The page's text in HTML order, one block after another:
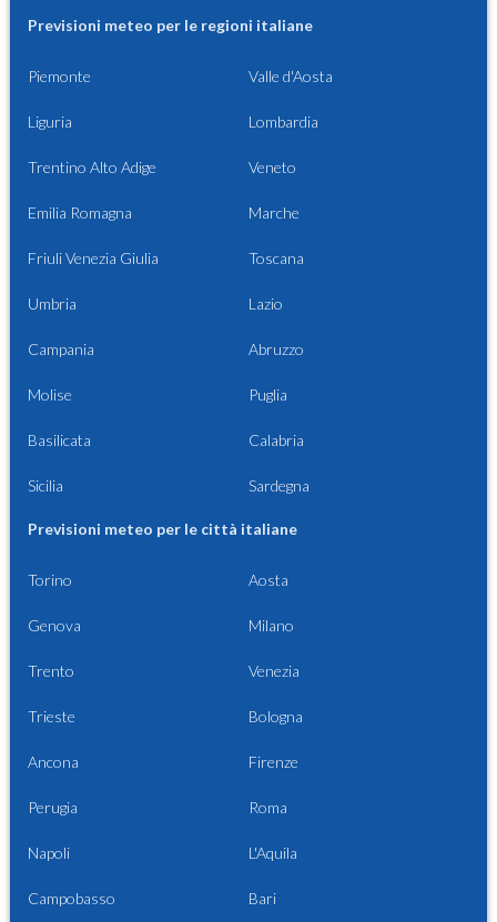
Previsioni meteo per le regioni italiane
Piemonte Valle d'Aosta
Liguria Lombardia
Trentino Alto Adige Veneto
Emilia Romagna Marche
Friuli Venezia Giulia Toscana
Umbria Lazio
Campania Abruzzo
Molise Puglia
Basilicata Calabria
Sicilia Sardegna
Previsioni meteo per le città italiane
Torino Aosta
Genova Milano
Trento Venezia
Trieste Bologna
Ancona Firenze
Perugia Roma
Napoli L'Aquila
Campobasso Bari